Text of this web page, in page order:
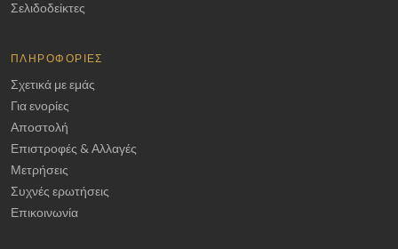
Σελιδοδείκτες
ΠΛΗΡΟΦΟΡΊΕΣ
Σχετικά με εμάς
Για ενορίες
Αποστολή
Επιστροφές & Αλλαγές
Μετρήσεις
Συχνές ερωτήσεις
Επικοινωνία